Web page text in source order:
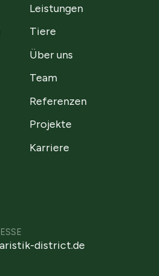
Leistungen
Tiere
Über uns
Team
Referenzen
Projekte
Karriere
district.de